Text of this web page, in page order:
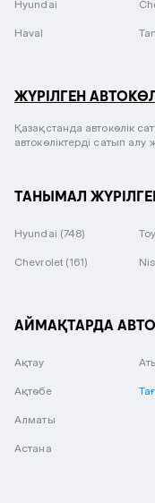
Hyundai
Haval
ЖҮРІЛГЕН
Қазақстанда автокөлік
автокөліктерді сатып алу
ТАНЫМАЛ
Hyundai (748)
Chevrolet (161)
АЙМАҚТАРДА
Ақтау
Ақтөбе
Алматы
Астана